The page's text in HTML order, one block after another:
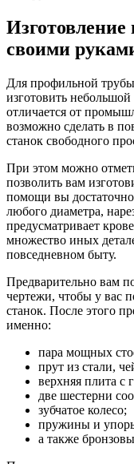
Изготовление
своими
Для профильной
изготовить
отличается от
возможно сделать в
станок свободного
При этом можно
позволить вам
помощи вы достаточно
любого диаметра,
предусматривает
множество иных
повседневном быту.
Предварительно вам
чертежи, чтобы у вас
станок. После этого
именно:
пара мощных
прут из стали,
верхняя плита с
две шестерни
зубчатое колесо;
пружины и
а также